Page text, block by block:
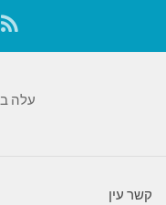
עלה
קשר עין